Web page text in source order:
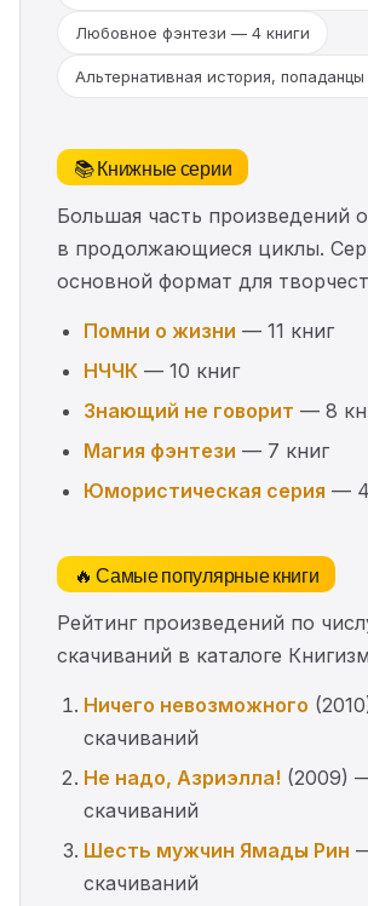
Любовное фэнтези — 4 книги
Альтернативная история,
📚 Книжные серии
Большая часть произведений
в продолжающиеся циклы.
основной формат для
Помни о жизни — 11 книг
НЧЧК — 10 книг
Знающий не говорит — 8
Магия фэнтези — 7 книг
Юмористическая серия — 4
🔥 Самые популярные книги
Рейтинг произведений по
скачиваний в каталоге
Ничего невозможного
скачиваний
Не надо, Азриэлла! (2009)
скачиваний
Шесть мужчин Ямады Рин
скачиваний